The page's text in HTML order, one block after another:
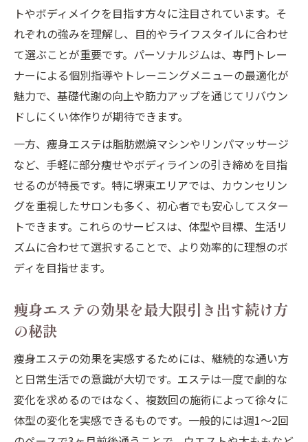
トやボディメイクを目指す方々に注目されています。そ
れぞれの強みを理解し、目的やライフスタイルに合わせ
て選ぶことが重要です。パーソナルジムは、専門トレー
ナーによる個別指導やトレーニングメニューの最適化が
魅力で、基礎代謝の向上や筋力アップを通じてリバウン
ドしにくい体作りが期待できます。
一方、痩身エステは脂肪燃焼マシンやリンパマッサージ
など、手軽に部分痩せやボディラインの引き締めを目指
せるのが特長です。特に堺東エリアでは、カウンセリン
グを重視したサロンも多く、初心者でも安心してスター
トできます。これらのサービスは、体型や目標、生活リ
ズムに合わせて選択することで、より効率的に理想のボ
ディを目指せます。
痩身エステの効果を最大限引き出す続け方
の秘訣
痩身エステの効果を実感するためには、継続的な通い方
と日常生活での意識が大切です。エステは一度で劇的な
変化を求めるのではなく、複数回の施術によって徐々に
体型の変化を実感できるものです。一般的には週1〜2回